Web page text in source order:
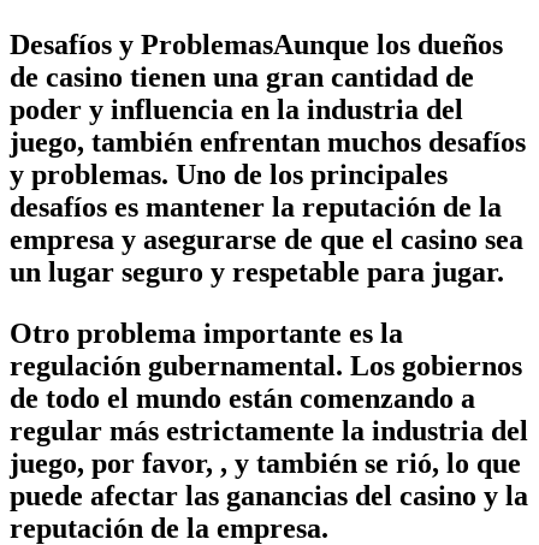
Desafíos y ProblemasAunque los dueños
de casino tienen una gran cantidad de
poder y influencia en la industria del
juego, también enfrentan muchos desafíos
y problemas. Uno de los principales
desafíos es mantener la reputación de la
empresa y asegurarse de que el casino sea
un lugar seguro y respetable para jugar.
Otro problema importante es la
regulación gubernamental. Los gobiernos
de todo el mundo están comenzando a
regular más estrictamente la industria del
juego, por favor, , y también se rió, lo que
puede afectar las ganancias del casino y la
reputación de la empresa.